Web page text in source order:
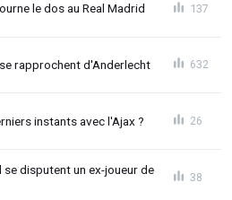
le dos au Real Madrid 137
rapprochent d'Anderlecht 632
instants avec l'Ajax ? 26
disputent un ex-joueur de
38